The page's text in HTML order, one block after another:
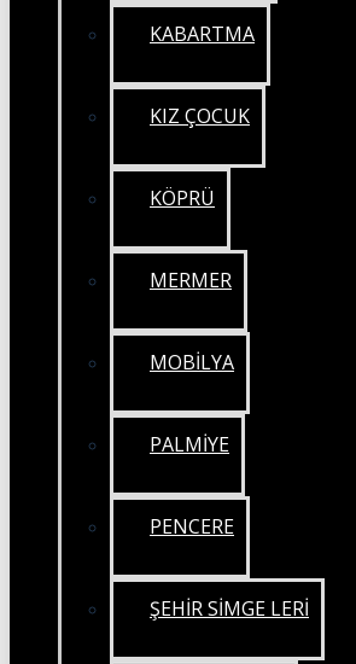
KABARTMA
KIZ ÇOCUK
KÖPRÜ
MERMER
MOBİLYA
PALMİYE
PENCERE
ŞEHİR SİMGE LERİ